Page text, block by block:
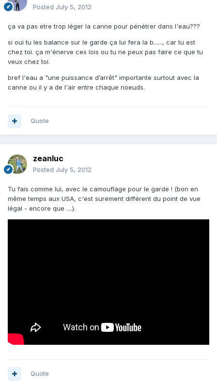
Posted July 5, 2012
ça va pas etre trop léger la canne pour pénétrer dans l'eau???
si oui tu les balance sur le garde ça lui fera la b......, car tu est
chez toi. ça m'énerve ces lois ou tu ne peux pas faire ce que tu
veux chez toi.
bref l'eau a "une puissance d’arrêt" importante surtout avec la
canne ou il y a de l'air entre chaque noeuds.
Quote
zeanluc
Posted July 5, 2012
Tu fais comme lui, avec le camouflage pour le garde ! (bon en
même temps aux USA, c'est surement différent du point de vue
légal - encore que ....).
Quote